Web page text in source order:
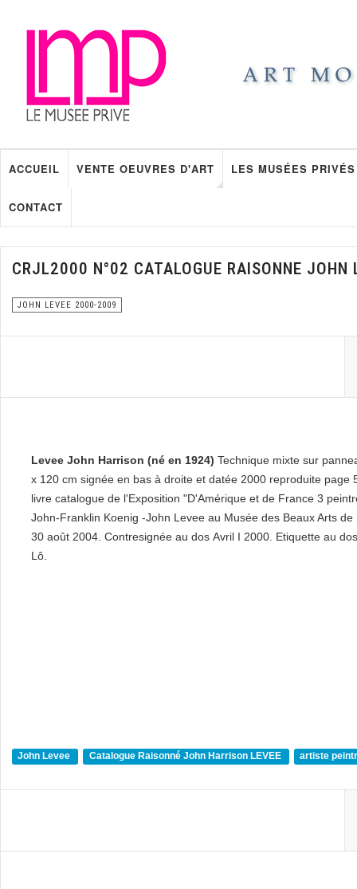
ACCUEIL VENTE OEUVRES D'ART LES MUSÉES PRIVÉS
CONTACT
CRJL2000 N°02 CATALOGUE RAISONNE JOHN
JOHN LEVEE 2000-2009
Levee John Harrison (né en 1924) Technique mixte sur
x 120 cm signée en bas à droite et datée 2000 reproduite page
livre catalogue de l'Exposition "D'Amérique et de France 3
John-Franklin Koenig -John Levee au Musée des Beaux Arts
30 août 2004. Contresignée au dos Avril I 2000. Etiquette au
Lô.
John Levee Catalogue Raisonné John Harrison LEVEE artiste